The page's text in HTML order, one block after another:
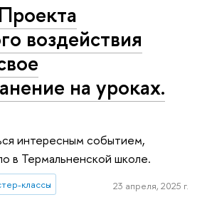
воздействия
на уроках.
интересным событием,
в Термальненской школе.
классы 23 апреля, 2025 г.